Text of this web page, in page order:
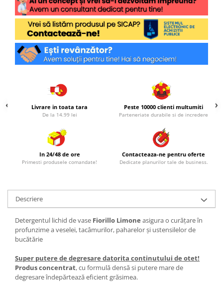
Livrare in toata tara
De la 14.99 lei
Peste 10000 clienti multumiti
Parteneriate durabile si de incredere
In 24/48 de ore
Primesti produsele comandate!
Contacteaza-ne pentru oferte
Dedicate planurilor tale de business.
Descriere
Detergentul lichid de vase Fiorillo Limone asigura o curăţare în
profunzime a veselei, tacâmurilor, paharelor şi ustensilelor de
bucătărie
Super putere de degresare datorita continutului de otet!
Produs concentrat, cu formulă densă si putere mare de
degresare îndepărtează eficient grăsimea.